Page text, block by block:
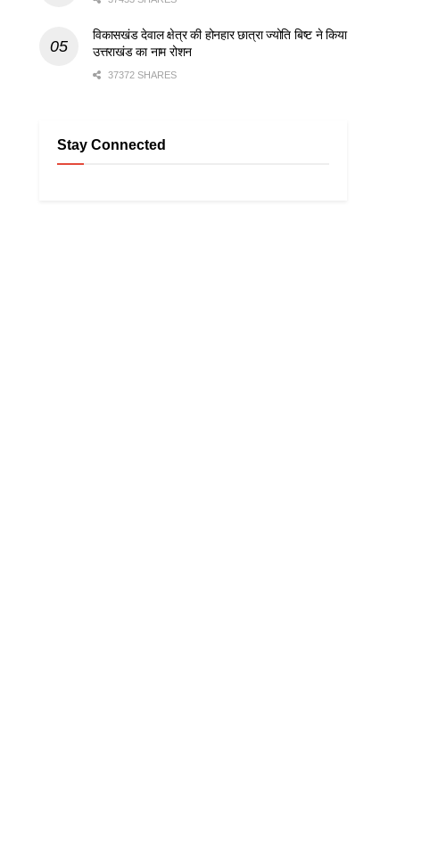
विकासखंड देवाल क्षेत्र की होनहार छात्रा ज्योति बिष्ट ने किया
उत्तराखंड का नाम रोशन
37372 SHARES
Stay Connected